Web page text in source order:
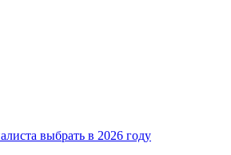
выбрать в 2026 году